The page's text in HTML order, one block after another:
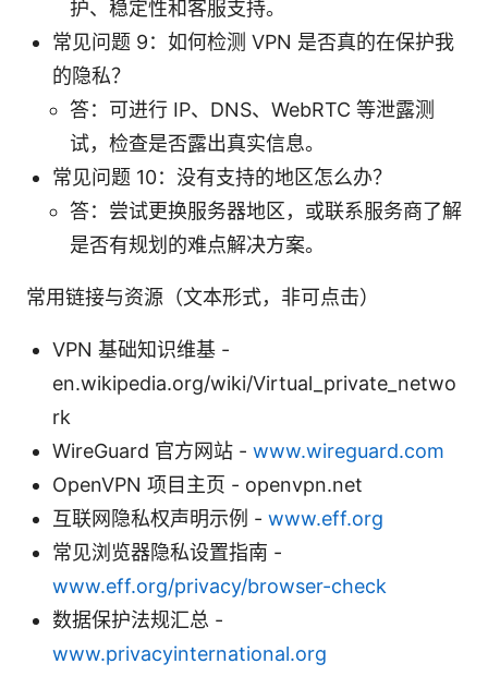
护、稳定性和客服支持。
常见问题 9：如何检测 VPN 是否真的在保护我
的隐私？
答：可进行 IP、DNS、WebRTC 等泄露测
试，检查是否露出真实信息。
常见问题 10：没有支持的地区怎么办？
答：尝试更换服务器地区，或联系服务商了解
是否有规划的难点解决方案。
常用链接与资源（文本形式，非可点击）
VPN 基础知识维基 -
en.wikipedia.org/wiki/Virtual_private_netwo
rk
WireGuard 官方网站 - www.wireguard.com
OpenVPN 项目主页 - openvpn.net
互联网隐私权声明示例 - www.eff.org
常见浏览器隐私设置指南 -
www.eff.org/privacy/browser-check
数据保护法规汇总 -
www.privacyinternational.org